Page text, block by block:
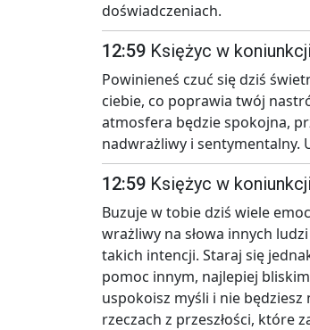
doświadczeniach.
12:59 Księżyc w
Powinieneś czuć się dziś
ciebie, co poprawia twój
atmosfera będzie spokojna,
nadwrażliwy i sentymentalny.
12:59 Księżyc w
Buzuje w tobie dziś wiele
wrażliwy na słowa innych
takich intencji. Staraj się
pomoc innym, najlepiej
uspokoisz myśli i nie
rzeczach z przeszłości, które